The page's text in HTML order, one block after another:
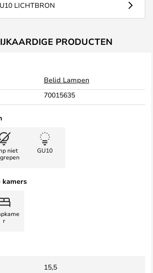
LICHTBRON
PRODUCTEN
Belid Lampen
70015635
niet
GU10
kamers
r
15,5